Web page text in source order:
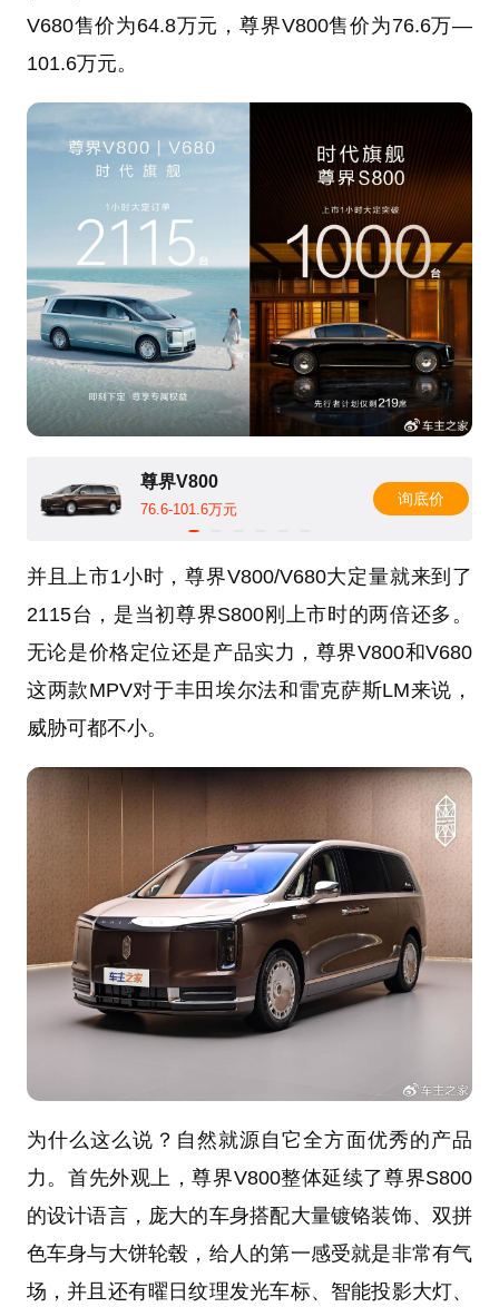
V680售价为64.8万元，尊界V800售价为76.6万—
101.6万元。
尊界V800
76.6-101.6万元
询底价
并且上市1小时，尊界V800/V680大定量就来到了
2115台，是当初尊界S800刚上市时的两倍还多。
无论是价格定位还是产品实力，尊界V800和V680
这两款MPV对于丰田埃尔法和雷克萨斯LM来说，
威胁可都不小。
为什么这么说？自然就源自它全方面优秀的产品
力。首先外观上，尊界V800整体延续了尊界S800
的设计语言，庞大的车身搭配大量镀铬装饰、双拼
色车身与大饼轮毂，给人的第一感受就是非常有气
场，并且还有曜日纹理发光车标、智能投影大灯、